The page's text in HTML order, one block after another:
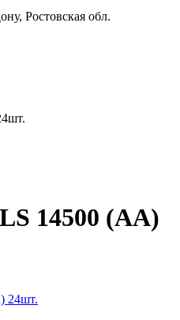
Ростовская обл.
14500 (AA)